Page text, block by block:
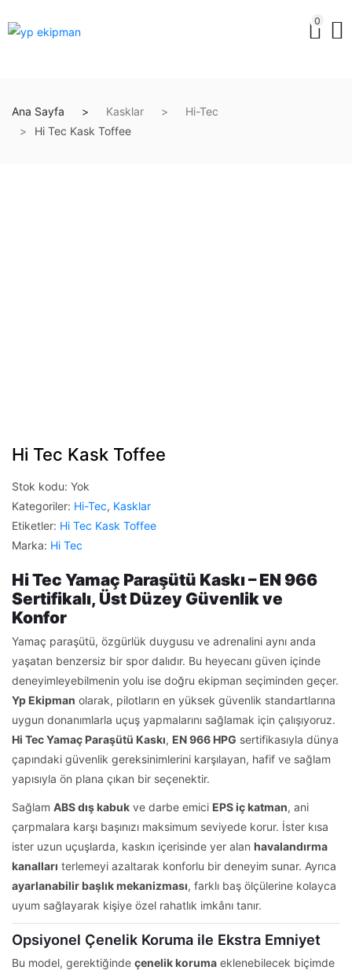
0
Ana Sayfa Kasklar
Hi-Tec
Hi Tec Kask Toffee
Hi Tec Kask Toffee
Stok kodu: Yok
Kategoriler: Hi-Tec, Kasklar
Etiketler: Hi Tec Kask Toffee
Marka: Hi Tec
Hi Tec Yamaç Paraşütü Kaskı – EN 966
Sertifikalı, Üst Düzey Güvenlik ve
Konfor
Yamaç paraşütü, özgürlük duygusu ve adrenalini aynı anda
yaşatan benzersiz bir spor dalıdır. Bu heyecanı güven içinde
deneyimleyebilmenin yolu ise doğru ekipman seçiminden geçer.
Yp Ekipman olarak, pilotların en yüksek güvenlik standartlarına
uygun donanımlarla uçuş yapmalarını sağlamak için çalışıyoruz.
Hi Tec Yamaç Paraşütü Kaskı, EN 966 HPG sertifikasıyla dünya
çapındaki güvenlik gereksinimlerini karşılayan, hafif ve sağlam
yapısıyla ön plana çıkan bir seçenektir.
Sağlam ABS dış kabuk ve darbe emici EPS iç katman, ani
çarpmalara karşı başınızı maksimum seviyede korur. İster kısa
ister uzun uçuşlarda, kaskın içerisinde yer alan havalandırma
kanalları terlemeyi azaltarak konforlu bir deneyim sunar. Ayrıca
ayarlanabilir başlık mekanizması, farklı baş ölçülerine kolayca
uyum sağlayarak kişiye özel rahatlık imkânı tanır.
Opsiyonel Çenelik Koruma ile Ekstra Emniyet
Bu model, gerektiğinde çenelik koruma eklenebilecek biçimde